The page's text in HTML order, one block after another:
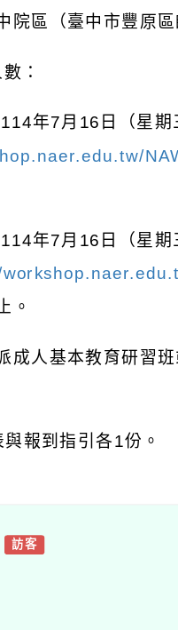
院區（臺中市豐原
：
114年7月 16 日（星
114年7月 16 日（星
。
成人基本教育研習
報到指引各1份。
訪客